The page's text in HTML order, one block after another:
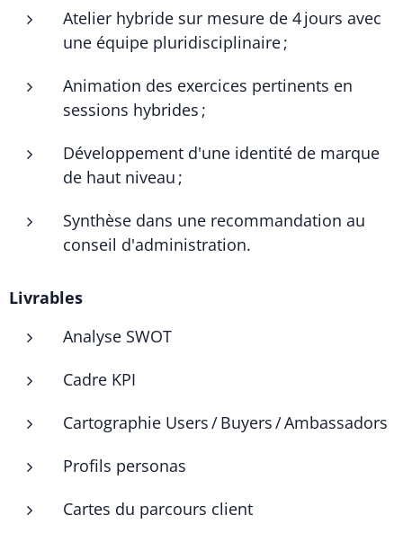
Atelier hybride sur mesure de 4 jours avec
une équipe pluridisciplinaire ;
Animation des exercices pertinents en
sessions hybrides ;
Développement d'une identité de marque
de haut niveau ;
Synthèse dans une recommandation au
conseil d'administration.
Livrables
Analyse SWOT
Cadre KPI
Cartographie Users / Buyers / Ambassadors
Profils personas
Cartes du parcours client